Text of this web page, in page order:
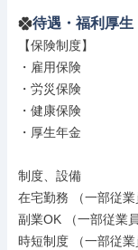
待遇・福利厚生
【保険制度】
・雇用保険
・労災保険
・健康保険
・厚生年金
制度、設備
在宅勤務 （一部従業
副業OK （一部従業
時短制度 （一部従業